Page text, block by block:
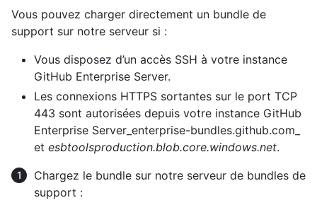
Vous pouvez charger directement un bundle de
support sur notre serveur si :
Vous disposez d’un accès SSH à votre instance
GitHub Enterprise Server.
Les connexions HTTPS sortantes sur le port TCP
443 sont autorisées depuis votre instance GitHub
Enterprise Server_enterprise-bundles.github.com_
et esbtoolsproduction.blob.core.windows.net.
Chargez le bundle sur notre serveur de bundles de
support :